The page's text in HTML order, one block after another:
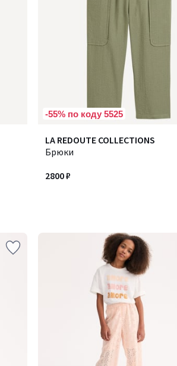
-55% по коду 5525
LA REDOUTE COLLECTIONS
Брюки
2800 ₽